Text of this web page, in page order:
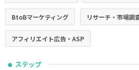
BtoBマーケティング リサーチ・市場調
アフィリエイト広告・ASP
● ステップ